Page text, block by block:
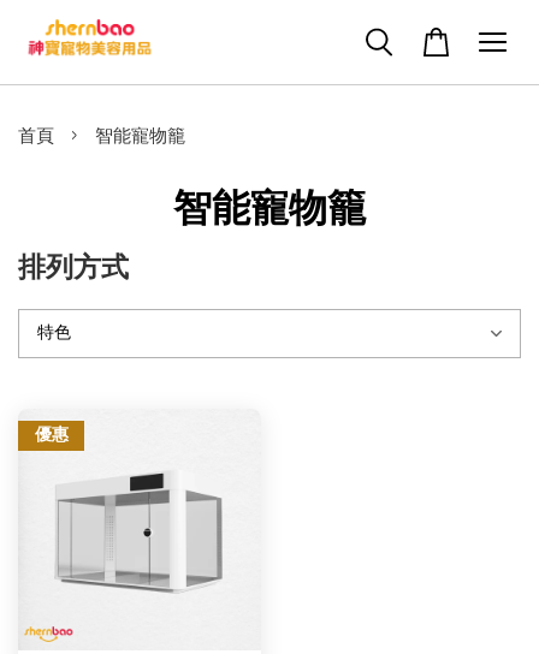
首頁 › 智能寵物籠
智能寵物籠
排列方式
優惠